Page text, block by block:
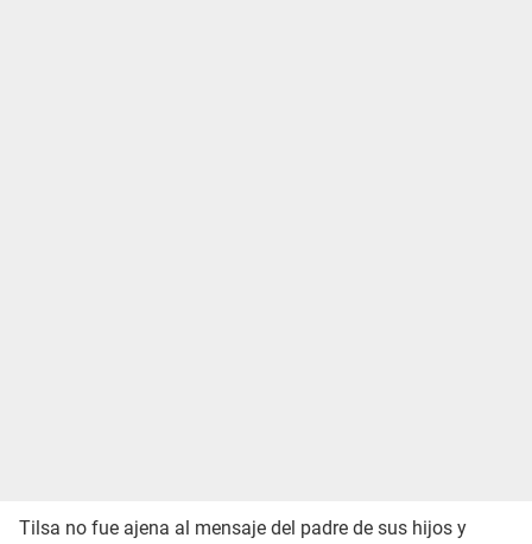
Tilsa no fue ajena al mensaje del padre de sus hijos y